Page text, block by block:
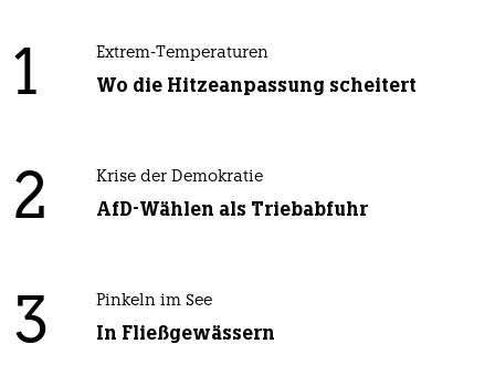
1 Extrem-Temperaturen
Wo die Hitzeanpassung scheitert
2 Krise der Demokratie
AfD-Wählen als Triebabfuhr
3 Pinkeln im See
In Fließgewässern